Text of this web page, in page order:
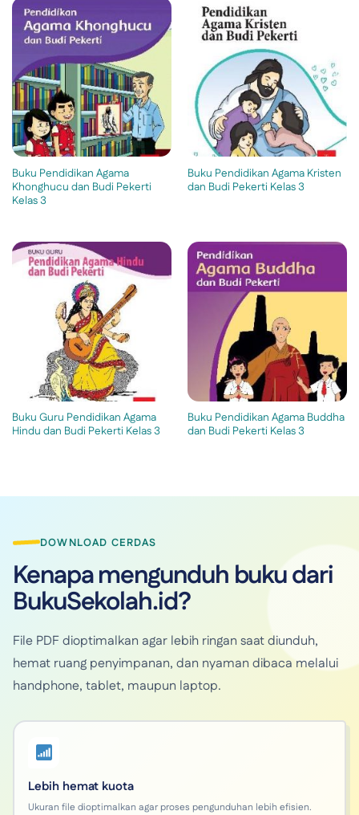
Buku Pendidikan Agama
Khonghucu dan Budi Pekerti
Kelas 3
Buku Pendidikan Agama Kristen
dan Budi Pekerti Kelas 3
Buku Guru Pendidikan Agama
Hindu dan Budi Pekerti Kelas 3
Buku Pendidikan Agama Buddha
dan Budi Pekerti Kelas 3
DOWNLOAD CERDAS
Kenapa mengunduh buku dari
BukuSekolah.id?
File PDF dioptimalkan agar lebih ringan saat diunduh,
hemat ruang penyimpanan, dan nyaman dibaca melalui
handphone, tablet, maupun laptop.
Lebih hemat kuota
Ukuran file dioptimalkan agar proses pengunduhan lebih efisien.